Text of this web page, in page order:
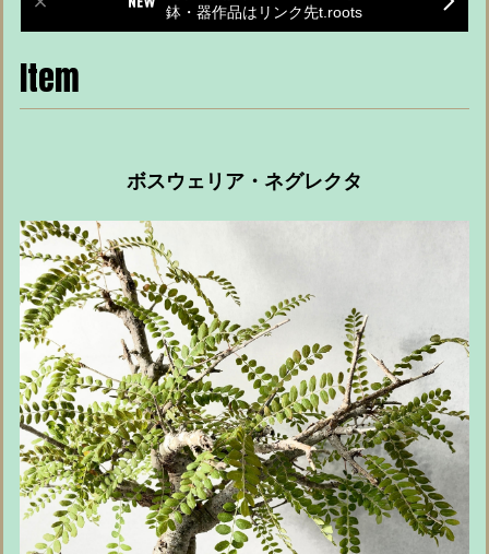
鉢・器作品はリンク先t.roots
Item
ボスウェリア・ネグレクタ